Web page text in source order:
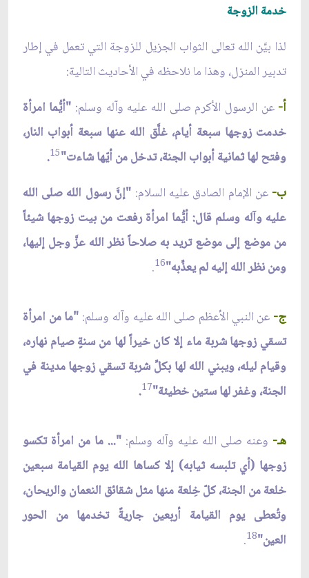
خدمة الزوجة
لذا بيَّن الله تعالى الثواب الجزيل للزوجة التي تعمل في إطار
تدبير المنزل، وهذا ما نلاحظه في الأحاديث التالية:
أ-عن الرسول الأكرم صلى الله عليه وآله وسلم: "أيُّما امرأة
خدمت زوجها سبعة أيام، غلَّق الله عنها سبعة أبواب النار،
وفتح لها ثمانية أبواب الجنة، تدخل من أيّها شاءت"15
.
ب-عن الإمام الصادق عليه السلام: "إنَّ رسول الله صلى الله
عليه وآله وسلم قال: أيُّما امرأة رفعت من بيت زوجها شيئاً
من موضع إلى موضع تريد به صلاحاً نظر الله عزَّ وجل إليها،
ومن نظر الله إليه لم يعذِّبه"16
.
ج- عن النبي الأعظم صلى الله عليه وآله وسلم: "ما من امرأة
تسقي زوجها شربة ماء إلا كان خيراً لها من سنةٍ صيام نهاره،
وقيام ليله، ويبني الله لها بكلِّ شربة تسقي زوجها مدينة في
الجنة، وغفر لها ستين خطيئة"17
.
هـ- وعنه صلى الله عليه وآله وسلم:"... ما من امرأة تكسو
زوجها (أي تلبسه ثيابه) إلا كساها الله يوم القيامة سبعين
خلعة من الجنة، كلّ خِلعة منها مثل شقائق النعمان والريحان،
وتُعطى يوم القيامة أربعين جاريةً تخدمها من الحور
العين"18
.